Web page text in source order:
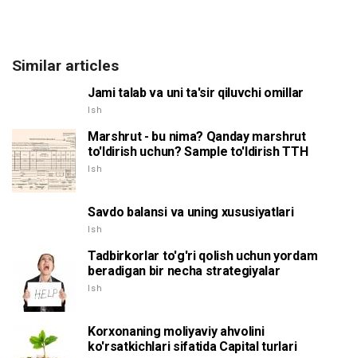
Similar articles
Jami talab va uni ta'sir qiluvchi omillar
Ish
Marshrut - bu nima? Qanday marshrut
to'ldirish uchun? Sample to'ldirish TTH
Ish
Savdo balansi va uning xususiyatlari
Ish
Tadbirkorlar to'g'ri qolish uchun yordam
beradigan bir necha strategiyalar
Ish
Korxonaning moliyaviy ahvolini
ko'rsatkichlari sifatida Capital turlari